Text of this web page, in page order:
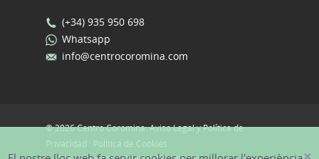
(+34) 935 950 698
Whatsapp
info@centrocoromina.com
© 2026 Centro Coromina.Aviso Legal y Política de
Privacidad
Política de Cookies